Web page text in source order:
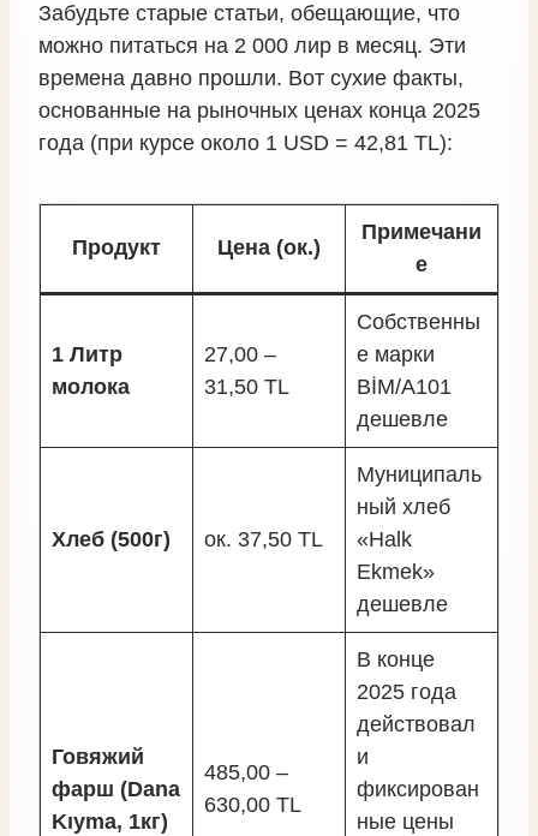
Забудьте старые статьи, обещающие, что
можно питаться на 2 000 лир в месяц. Эти
времена давно прошли. Вот сухие факты,
основанные на рыночных ценах конца 2025
года (при курсе около 1 USD = 42,81 TL):
Продукт Цена (ок.)
Примечани
е
1 Литр
молока
27,00 –
31,50 TL
Собственны
е марки
BİM/A101
дешевле
Хлеб (500г) ок. 37,50 TL
Муниципаль
ный хлеб
«Halk
Ekmek»
дешевле
Говяжий
фарш (Dana
Kıyma, 1кг)
485,00 –
630,00 TL
В конце
2025 года
действовал
и
фиксирован
ные цены